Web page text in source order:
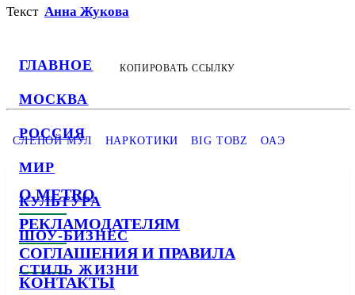
ГЛАВНОЕ
МОСКВА
РОССИЯ
МИР
КУЛЬТУРА
ШОУ-БИЗНЕС
СТИЛЬ ЖИЗНИ
Текст Анна Жукова
КОПИРОВАТЬ ССЫЛКУ
СЛЕПОЙ МУЛ НАРКОТИКИ BIG TOBZ ОАЭ
О METRO
РЕКЛАМОДАТЕЛЯМ
СОГЛАШЕНИЯ И ПРАВИЛА
КОНТАКТЫ